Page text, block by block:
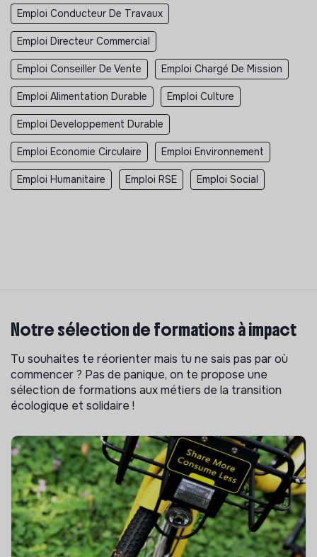
Emploi Conducteur De Travaux
Emploi Directeur Commercial
Emploi Conseiller De Vente Emploi Chargé De Mission
Emploi Alimentation Durable Emploi Culture
Emploi Developpement Durable
Emploi Economie Circulaire Emploi Environnement
Emploi Humanitaire Emploi RSE Emploi Social
Notre sélection de formations à impact
Tu souhaites te réorienter mais tu ne sais pas par où
commencer ? Pas de panique, on te propose une
sélection de formations aux métiers de la transition
écologique et solidaire !